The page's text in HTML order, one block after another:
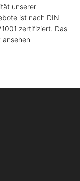
unserer
ist nach DIN
zertifiziert. Das
ansehen